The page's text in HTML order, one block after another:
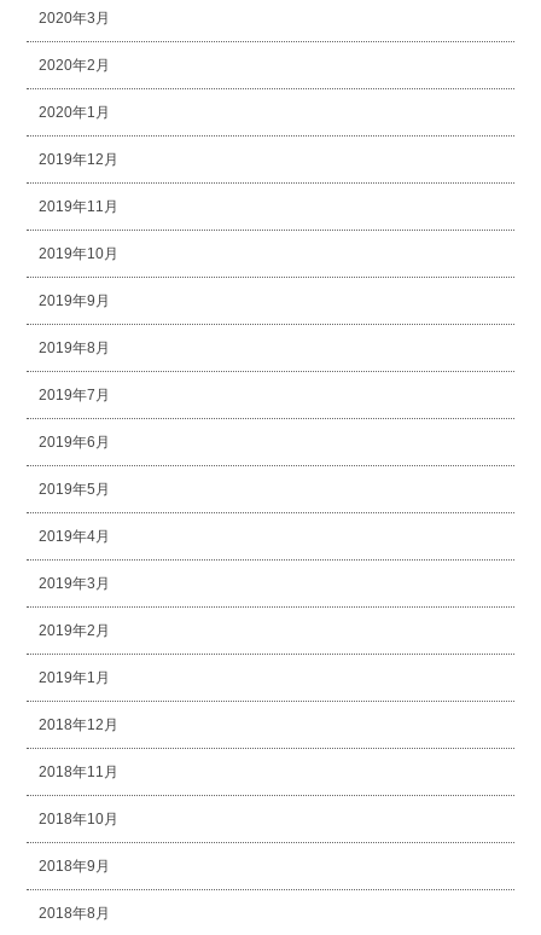
2020年3月
2020年2月
2020年1月
2019年12月
2019年11月
2019年10月
2019年9月
2019年8月
2019年7月
2019年6月
2019年5月
2019年4月
2019年3月
2019年2月
2019年1月
2018年12月
2018年11月
2018年10月
2018年9月
2018年8月